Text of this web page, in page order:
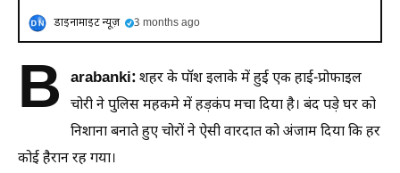
डाइनामाइट न्यूज़ 3 months ago
B arabanki:शहर के पॉश इलाके में हुई एक हाई-प्रोफाइल
चोरी ने पुलिस महकमे में हड़कंप मचा दिया है। बंद पड़े घर को
निशाना बनाते हुए चोरों ने ऐसी वारदात को अंजाम दिया कि हर
कोई हैरान रह गया।